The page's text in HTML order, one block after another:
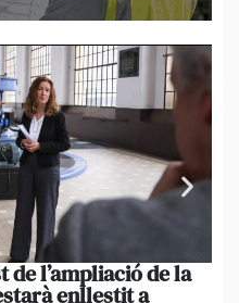
l’ampliació de la
enllestit a